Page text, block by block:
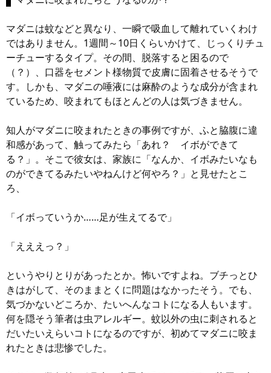
マダニは蚊などと異なり、一瞬で吸血して離れていくわけ
ではありません。1週間～10日くらいかけて、じっくりチュ
ーチューするタイプ。その間、脱落すると困るので
（？）、口器をセメント様物質で皮膚に固着させるそうで
す。しかも、マダニの唾液には麻酔のような成分が含まれ
ているため、咬まれてもほとんどの人は気づきません。
知人がマダニに咬まれたときの事例ですが、ふと脇腹に違
和感があって、触ってみたら「あれ？ イボができて
る？」。そこで彼女は、家族に「なんか、イボみたいなも
のができてるみたいやねんけど何やろ？」と見せたとこ
ろ、
「イボっていうか……足が生えてるで」
「えええっ？」
というやりとりがあったとか。怖いですよね。ブチっとひ
きはがして、そのままとくに問題はなかったそう。でも、
気づかないどころか、たいへんなコトになる人もいます。
何を隠そう筆者は虫アレルギー。蚊以外の虫に刺されると
だいたいえらいコトになるのですが、初めてマダニに咬ま
れたときは悲惨でした。